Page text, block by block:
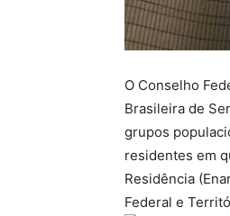
O Conselho
Brasileira de
grupos
residentes em
Residência
Federal e